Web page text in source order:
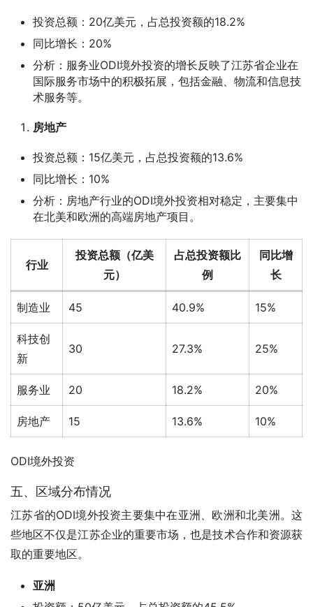
投资总额：20亿美元，占总投资额的18.2%
同比增长：20%
分析：服务业ODI境外投资的增长反映了江苏省企业在
国际服务市场中的积极拓展，包括金融、物流和信息技
术服务等。
房地产
投资总额：15亿美元，占总投资额的13.6%
同比增长：10%
分析：房地产行业的ODI境外投资相对稳定，主要集中
在北美和欧洲的高端房地产项目。
行业
投资总额（亿美
元）
占总投资额比
例
同比增
长
制造业 45 40.9% 15%
科技创
新
30 27.3% 25%
服务业 20 18.2% 20%
房地产 15 13.6% 10%
ODI境外投资
五、区域分布情况
江苏省的ODI境外投资主要集中在亚洲、欧洲和北美洲。这
些地区不仅是江苏企业的重要市场，也是技术合作和资源获
取的重要地区。
亚洲